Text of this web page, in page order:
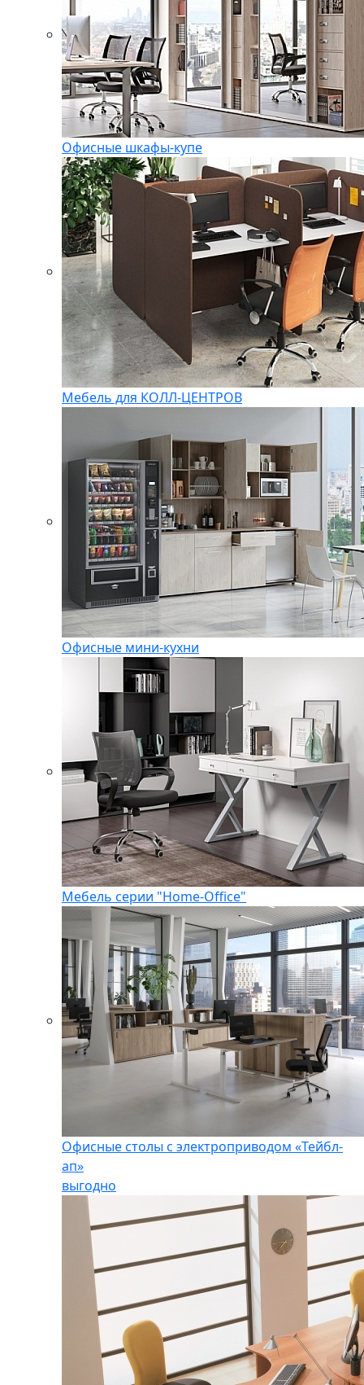
Офисные шкафы-купе
Мебель для КОЛЛ-ЦЕНТРОВ
Офисные мини-кухни
Мебель серии "Home-Office"
Офисные столы с электроприводом «Тейбл-
ап»
выгодно